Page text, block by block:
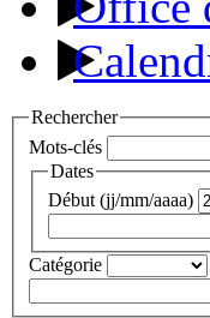
Rechercher
Mots-clés
Dates
Début (jj/mm/aaaa)
Catégorie